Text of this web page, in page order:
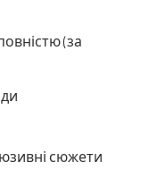
(за
сюжети